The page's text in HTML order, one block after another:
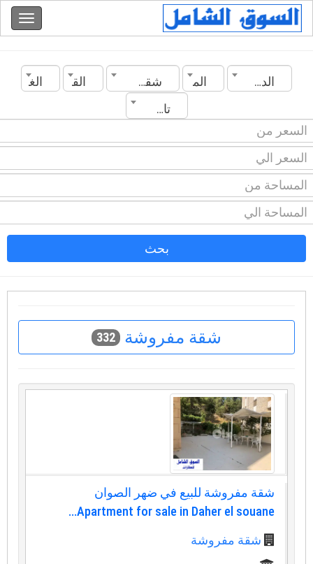
الدولة المدينة شقة مفروشة القسم
الغرف
تاريخ الانشاء
بحث
شقة مفروشة 332
شقة مفروشة للبيع في ضهر الصوان
Apartment for sale in Daher el souane...
شقة مفروشة